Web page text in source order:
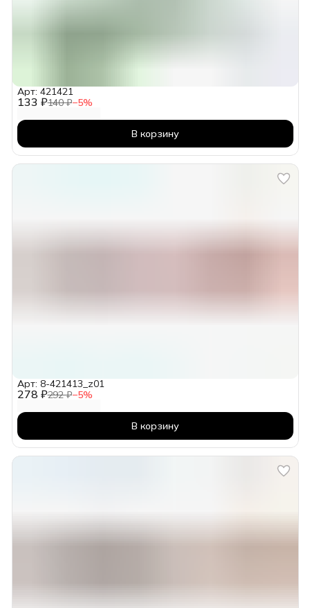
133 ₽140 ₽−5%
Арт: 421421
В корзину
278 ₽292 ₽−5%
Арт: 8-421413_z01
В корзину